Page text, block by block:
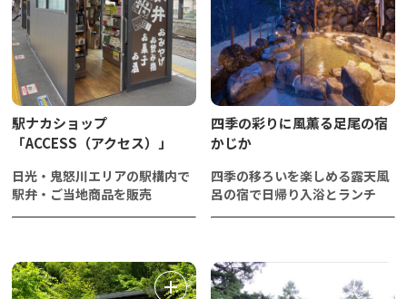
駅ナカショップ
「ACCESS（アクセス）」
日光・鬼怒川エリアの駅構内で
駅弁・ご当地商品を販売
四季の彩りに風薫る足尾の宿
かじか
四季の移ろいを楽しめる露天風
呂の宿で日帰り入浴とランチ